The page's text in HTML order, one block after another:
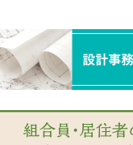
2025.12.15年末年始
2025.11.16【セミナ
2025.10.30協議会